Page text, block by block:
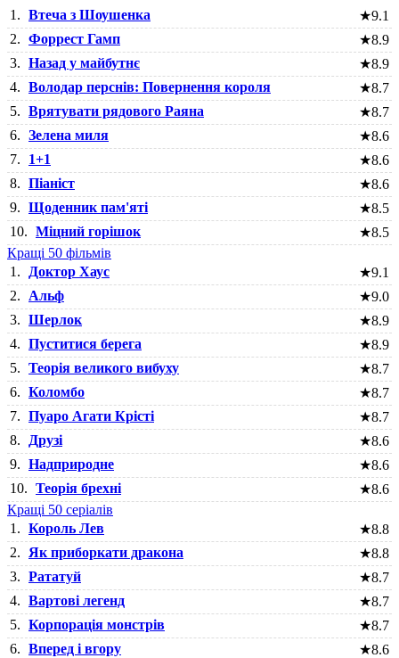
1. Втеча з Шоушенка ★9.1
2. Форрест Гамп ★8.9
3. Назад у майбутнє ★8.9
4. Володар перснів: Повернення короля ★8.7
5. Врятувати рядового Раяна ★8.7
6. Зелена миля ★8.6
7.
1+1 ★8.6
8. Піаніст ★8.6
9. Щоденник пам'яті ★8.5
10. Міцний горішок ★8.5
Кращі 50 фільмів
1.
Доктор Хаус ★9.1
2.
Альф ★9.0
3. Шерлок ★8.9
4. Пуститися берега ★8.9
5. Теорія великого вибуху ★8.7
6. Коломбо ★8.7
7. Пуаро Агати Крісті ★8.7
8.
Друзі ★8.6
9. Надприродне ★8.6
10. Теорія брехні ★8.6
Кращі 50 серіалів
1. Король Лев ★8.8
2.
Як приборкати дракона ★8.8
3. Рататуй ★8.7
4. Вартові легенд ★8.7
5. Корпорація монстрів ★8.7
6. Вперед і вгору ★8.6